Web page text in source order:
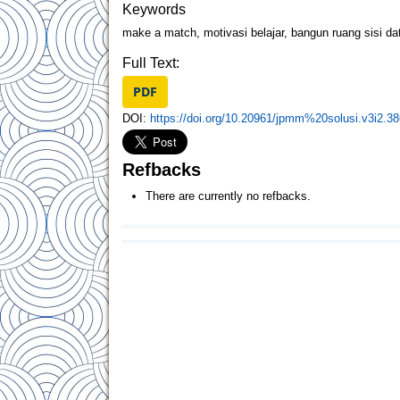
Keywords
make a match, motivasi belajar, bangun ruang sisi
Full Text:
PDF
DOI: https://doi.org/10.20961/
Refbacks
There are currently no refbacks.